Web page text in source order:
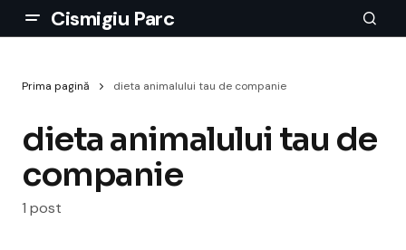
Cismigiu Parc
Prima pagină dieta animalului tau de companie
dieta animalului tau de
companie
1 post